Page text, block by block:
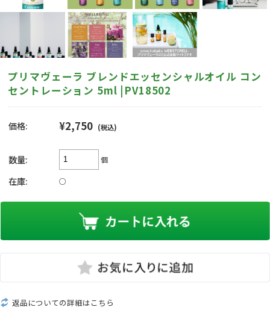
プリマヴェーラ ブレンドエッセンシャルオイル コン
セントレーション 5ml |PV18502
価格: ¥2,750 (税込)
数量: 個
在庫: ○
返品についての詳細はこちら